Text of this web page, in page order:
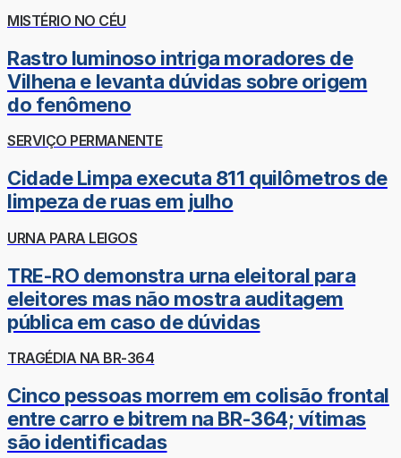
MISTÉRIO NO CÉU
Rastro luminoso intriga moradores de
Vilhena e levanta dúvidas sobre origem
do fenômeno
SERVIÇO PERMANENTE
Cidade Limpa executa 811 quilômetros de
limpeza de ruas em julho
URNA PARA LEIGOS
TRE-RO demonstra urna eleitoral para
eleitores mas não mostra auditagem
pública em caso de dúvidas
TRAGÉDIA NA BR-364
Cinco pessoas morrem em colisão frontal
entre carro e bitrem na BR-364; vítimas
são identificadas